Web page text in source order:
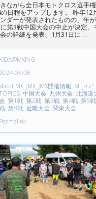
ながら全日本モトクロス選手
日程をアップします。 昨年12
ダーが発表されたものの、年
第3戦中国大会の中止が決定。
の詳細を発表、1月31日に …
KIDA@MXING
04-08
MX, JMX, JMX開催情報, MFJ-GP,
,中国大会, 九州大会,北海道
,第1戦,第2戦,第3戦,第4戦,第5戦
,第8戦,近畿大会,関東大会
Permalink